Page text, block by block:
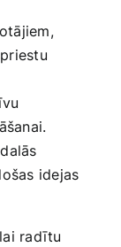
idejas
‌radītu